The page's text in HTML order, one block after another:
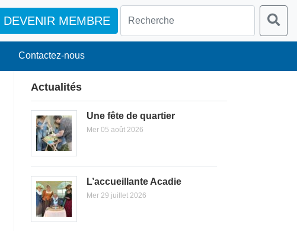
DEVENIR MEMBRE
Contactez-nous
Actualités
Une fête de quartier
Mer 05 août 2026
L’accueillante Acadie
Mer 29 juillet 2026